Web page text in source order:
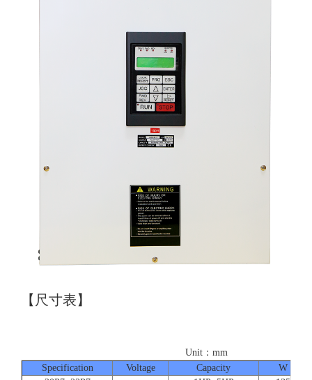
【尺寸表】
Unit：mm
Specification
Voltage Capacity
W